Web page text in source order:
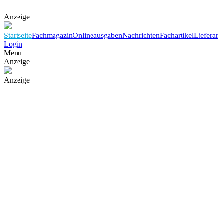
Anzeige
StartseiteFachmagazinOnlineausgabenNachrichtenFachartikel
Login
Menu
Anzeige
Anzeige